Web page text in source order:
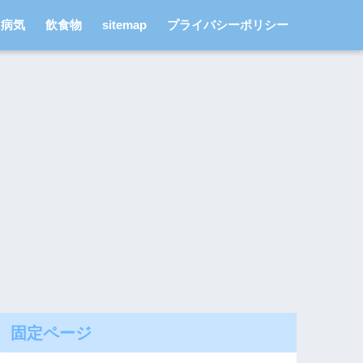
病気 飲食物 sitemap プライバシーポリシー
固定ページ